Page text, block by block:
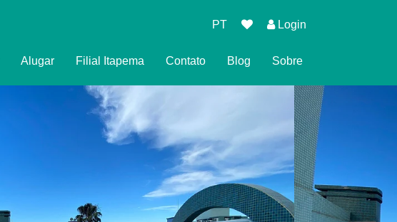
PT Login
Alugar
Imóveis
Formulário de Reserva
Política de Privacidade
Filial Itapema Contato Blog Sobre